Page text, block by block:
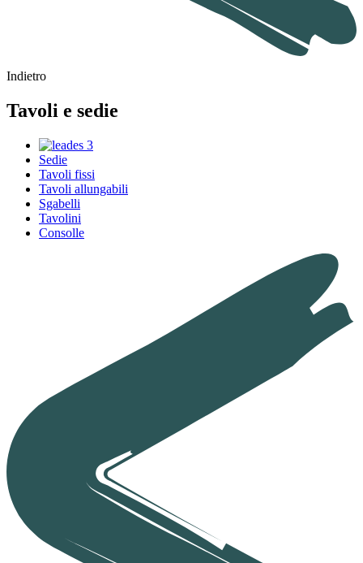
Indietro
Tavoli e sedie
Sedie
Tavoli fissi
Tavoli allungabili
Sgabelli
Tavolini
Consolle